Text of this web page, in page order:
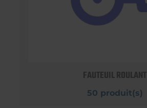
FAUTEUIL ROULANT
50 produit(s)